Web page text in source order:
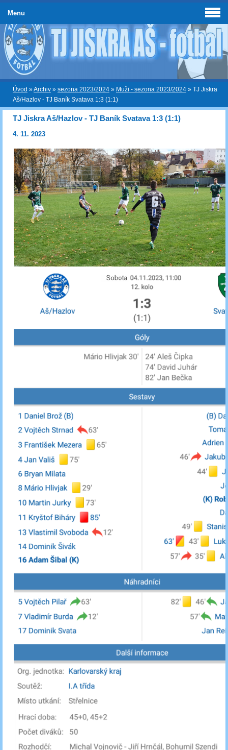
Úvod »Archiv » sezona 2023/2024 » Muži - sezona 2023/2024 » TJ Jiskra
Aš/Hazlov - TJ Baník Svatava 1:3 (1:1)
TJ Jiskra Aš/Hazlov - TJ Baník Svatava 1:3 (1:1)
4. 11. 2023
Menu